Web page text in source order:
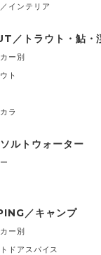
インテリア
／トラウト・鮎・
ー別
ト
ラ
ルトウォーター
／キャンプ
ー別
ドアスパイス